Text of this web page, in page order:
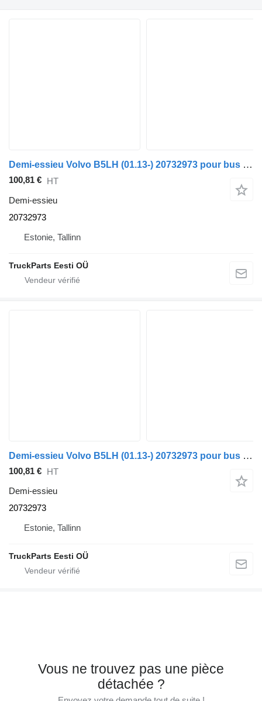
Demi-essieu Volvo B5LH (01.13-) 20732973 pour bus Volvo B5LH, B0E (2008-)
100,81 € HT
Demi-essieu
20732973
Estonie, Tallinn
TruckParts Eesti OÜ
Demi-essieu Volvo B5LH (01.13-) 20732973 pour bus Volvo B5LH, B0E (2008-)
100,81 € HT
Demi-essieu
20732973
Estonie, Tallinn
TruckParts Eesti OÜ
Vous ne trouvez pas une pièce
détachée ?